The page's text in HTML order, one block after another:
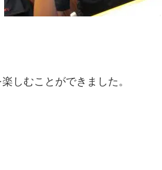
しむことができました。